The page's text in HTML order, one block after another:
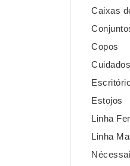
Caixas
Copos
Estojos
Linha
Linha